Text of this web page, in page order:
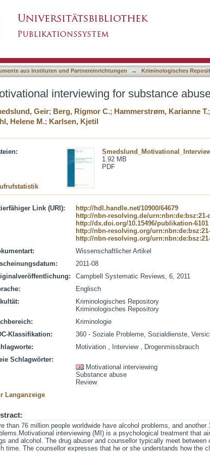
aus Instituten und Partnereinrichtungen → Kriminologisches
interviewing for substance
Geir; Berg, Rigmor C.; Hammerstrøm, Karianne T.;
Helene M.; Karlsen, Kjetil
1.92 MB
PDF
Link (URI):
http://hdl.handle.net/10900/64679
http://nbn-resolving.de/urn:nbn:de:bsz:21-
http://dx.doi.org/10.15496/publikation-6101
http://nbn-resolving.org/
http://nbn-resolving.org/
Wissenschaftlicher Artikel
2011-08
Campbell Systematic Reviews, 6, 2011
Englisch
Kriminologisches Repository
Kriminologisches Repository
Kriminologie
Klassifikation:
360 - Soziale Probleme, Sozialdienste,
Motivation , Interview , Drogenmissbrauch
Schlagwörter:
Motivational interviewing
Substance abuse
Review
Langanzeige
than 76 million people worldwide have alcohol problems, and another
interviewing (MI) is a psychological treatment that
and alcohol. The drug abuser and counsellor typically meet
time. The counsellor expresses that he or she understands how the